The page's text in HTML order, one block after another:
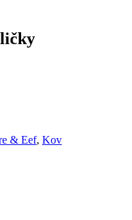
& Eef, Kov